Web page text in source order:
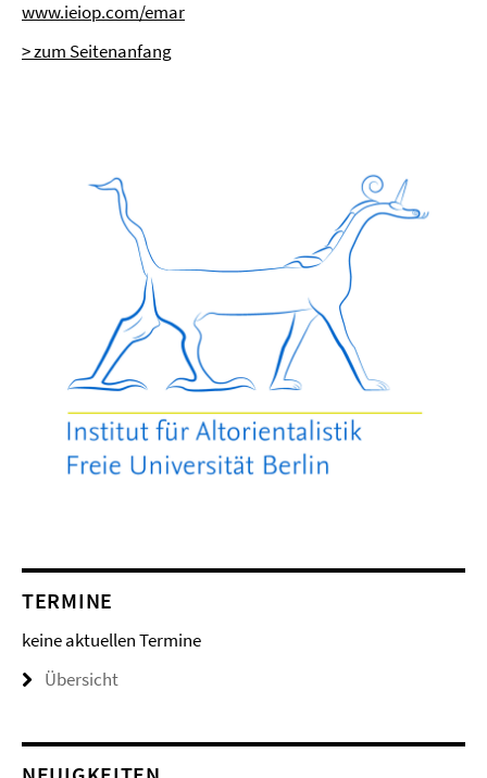
www.ieiop.com/emar
> zum Seitenanfang
TERMINE
keine aktuellen Termine
Übersicht